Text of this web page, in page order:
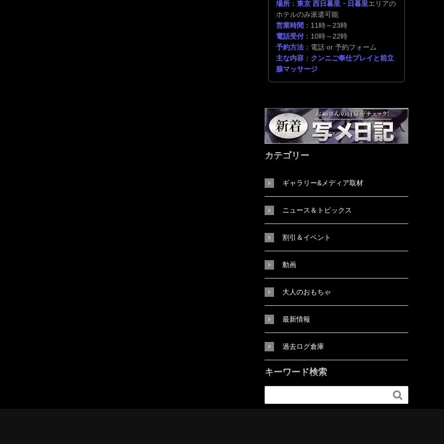
場所 ： 東京 西日暮里・日暮里エリアの
ホテルのみ派遣可能
営業時間 ：11時～23時
電話受付：10時～22時
予約方法 ：電話 or 予約フォーム
主な内容 ： クンニご奉仕プレイと前立
腺マッサージ
カテゴリー
ギャラリー&メディア取材
ニュース＆トピックス
割引＆イベント
動画
大人のおもちゃ
最新情報
過去ログ倉庫
キーワード検索
